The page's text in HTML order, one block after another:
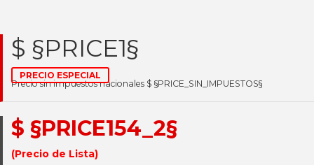
$ §PRICE1§
PRECIO ESPECIAL
Precio sin impuestos nacionales $ §PRICE_SIN_IMPUESTOS§
$ §PRICE154_2§
(Precio de Lista)